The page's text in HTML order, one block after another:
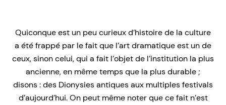
Quiconque est un peu curieux d’histoire de la culture
a été frappé par le fait que l’art dramatique est un de
ceux, sinon celui, qui a fait l’objet de l’institution la plus
ancienne, en même temps que la plus durable ;
disons : des Dionysies antiques aux multiples festivals
d’aujourd’hui. On peut même noter que ce fait n’est